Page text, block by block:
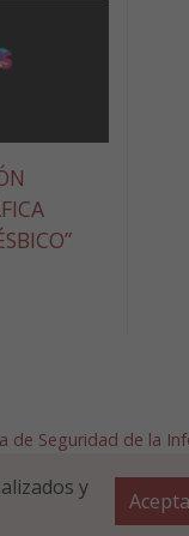
de Seguridad de la
y